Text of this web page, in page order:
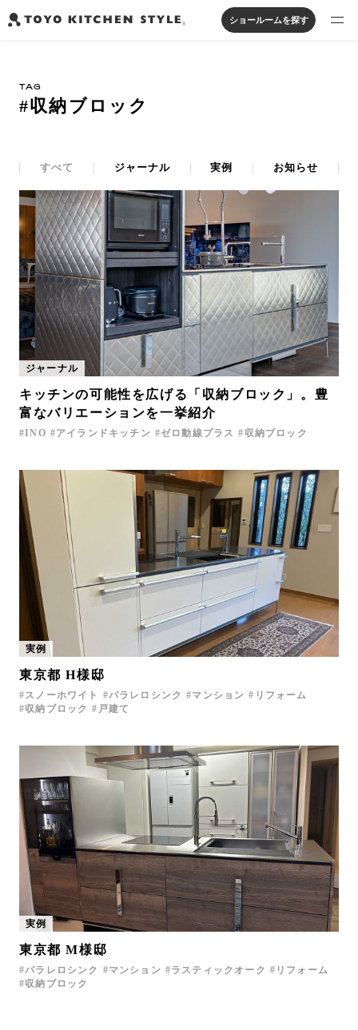
オープンキッチン
ペニンシュラキッチン
システムキッチン
実例から探す
私たちについて
ジャーナルを読む
オンラインストア
お知らせ
カタログを見る
よくあるご質問
お問い合わせ
サポート
LANGUAGE :
JP
ショールームを探す
TAG
#収納ブロック
すべて ジャーナル 実例 お知らせ
ジャーナル
キッチンの可能性を広げる「収納ブロック」。豊
富なバリエーションを一挙紹介
INO アイランドキッチン ゼロ動線プラス 収納ブロック
実例
東京都 H様邸
スノーホワイト パラレロシンク マンション
リフォーム
収納ブロック
戸建て
実例
東京都 M様邸
パラレロシンク マンション ラスティックオーク
リフォーム
収納ブロック